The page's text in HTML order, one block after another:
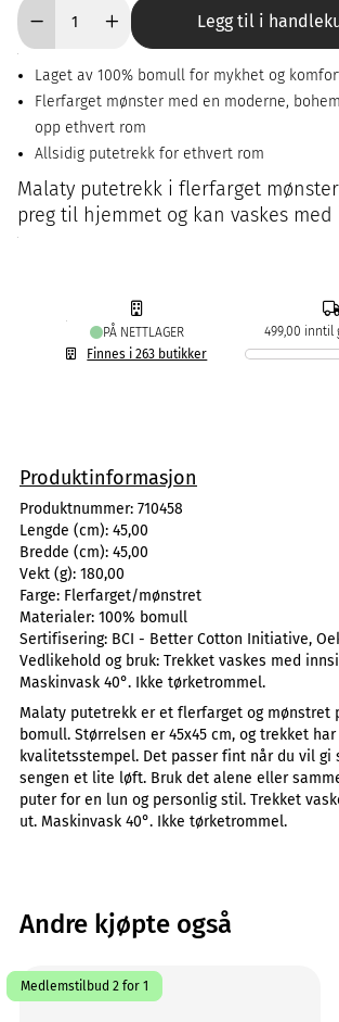
Legg til i
Laget av 100% bomull for mykhet og
Flerfarget mønster med en moderne,
opp ethvert rom
Allsidig putetrekk for ethvert rom
Malaty putetrekk i flerfarget
preg til hjemmet og kan vaskes
PÅ NETTLAGER
Finnes i 263 butikker
499,00 inntil
Produktinformasjon
Produktnummer: 710458
Lengde (cm): 45,00
Bredde (cm): 45,00
Vekt (g): 180,00
Farge: Flerfarget/mønstret
Materialer: 100% bomull
Sertifisering: BCI - Better Cotton Initiative,
Vedlikehold og bruk: Trekket vaskes med
Maskinvask 40°. Ikke tørketrommel.
Malaty putetrekk er et flerfarget og mønstret
bomull. Størrelsen er 45x45 cm, og trekket har
kvalitetsstempel. Det passer fint når du vil gi
sengen et lite løft. Bruk det alene eller
puter for en lun og personlig stil. Trekket
ut. Maskinvask 40°. Ikke tørketrommel.
Andre kjøpte også
Medlemstilbud 2 for 1